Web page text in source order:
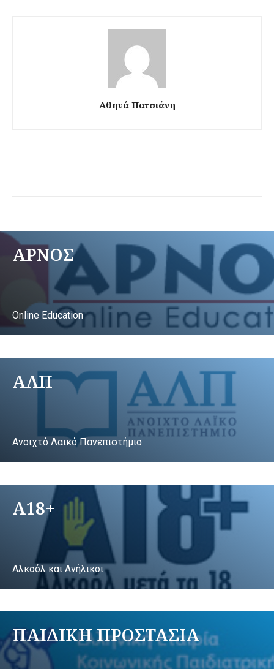
Αθηνά Πατσιάνη
ΑΡΝΟΣ
Online Education
ΑΛΠ
Ανοιχτό Λαικό Πανεπιστήμιο
A18+
Αλκοόλ και Ανήλικοι
ΠΑΙΔΙΚΗ ΠΡΟΣΤΑΣΙΑ